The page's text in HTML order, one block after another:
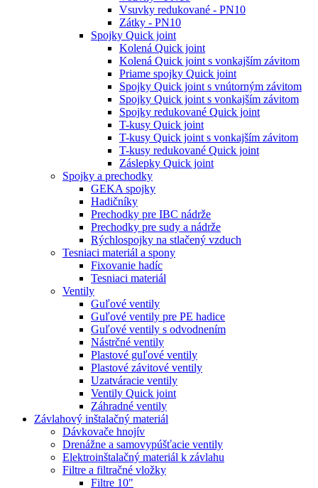
Vsuvky redukované - PN10
Zátky - PN10
Spojky Quick joint
Kolená Quick joint
Kolená Quick joint s vonkajším závitom
Priame spojky Quick joint
Spojky Quick joint s vnútorným závitom
Spojky Quick joint s vonkajším závitom
Spojky redukované Quick joint
T-kusy Quick joint
T-kusy Quick joint s vonkajším závitom
T-kusy redukované Quick joint
Záslepky Quick joint
Spojky a prechodky
GEKA spojky
Hadičníky
Prechodky pre IBC nádrže
Prechodky pre sudy a nádrže
Rýchlospojky na stlačený vzduch
Tesniaci materiál a spony
Fixovanie hadíc
Tesniaci materiál
Ventily
Guľové ventily
Guľové ventily pre PE hadice
Guľové ventily s odvodnením
Nástrčné ventily
Plastové guľové ventily
Plastové závitové ventily
Uzatváracie ventily
Ventily Quick joint
Záhradné ventily
Závlahový inštalačný materiál
Dávkovače hnojív
Drenážne a samovypúšťacie ventily
Elektroinštalačný materiál k závlahu
Filtre a filtračné vložky
Filtre 10"